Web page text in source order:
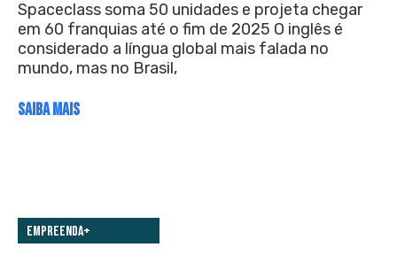
Spaceclass soma 50 unidades e projeta chegar
em 60 franquias até o fim de 2025 O inglês é
considerado a língua global mais falada no
mundo, mas no Brasil,
SAIBA MAIS
Empreenda+